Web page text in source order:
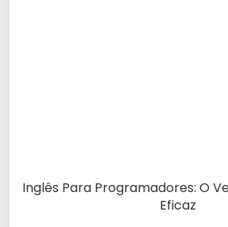
Inglês Para Programadores: O
Eficaz